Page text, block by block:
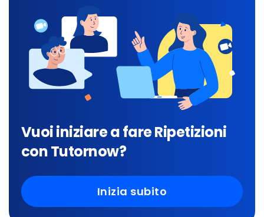
Vuoi iniziare a fare Ripetizioni
con Tutornow?
Inizia subito